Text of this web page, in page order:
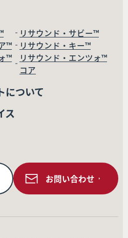
リサウンド・サビー™
™
リサウンド・キー™
™
リサウンド・エンツォ™
コア
について
ス
お問い合わせ